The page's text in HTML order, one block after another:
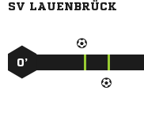
SV LAUENBRÜCK
0’